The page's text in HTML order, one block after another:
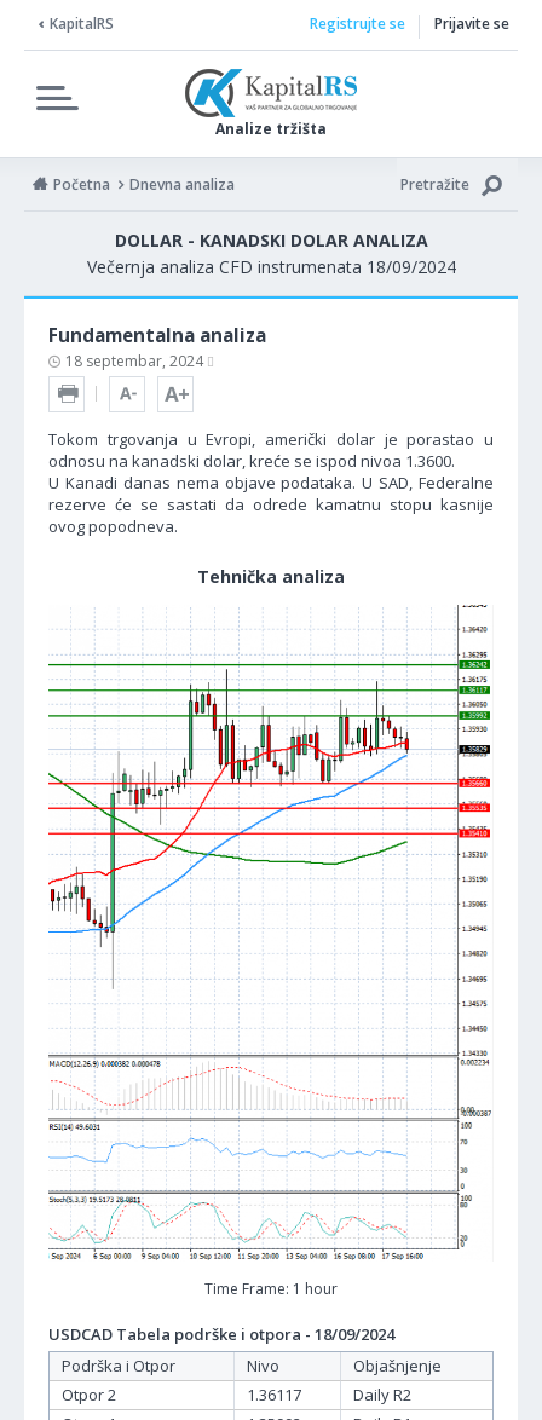
KapitalRS
Analize tržišta
Registrujte se Prijavite se
Početna Dnevna analiza Pretražite
DOLLAR - KANADSKI DOLAR ANALIZA
Večernja analiza CFD instrumenata 18/09/2024
Fundamentalna analiza
18 septembar, 2024
Tokom trgovanja u Evropi, američki dolar je porastao u
odnosu na kanadski dolar, kreće se ispod nivoa 1.3600.
U Kanadi danas nema objave podataka. U SAD, Federalne
rezerve će se sastati da odrede kamatnu stopu kasnije
ovog popodneva.
Tehnička analiza
Time Frame: 1 hour
USDCAD Tabela podrške i otpora - 18/09/2024
Podrška i Otpor
Nivo
Objašnjenje
Otpor 2
1.36117
Daily R2